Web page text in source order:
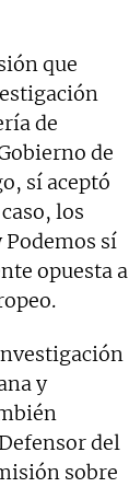
que
de
de
sí aceptó
los
Podemos sí
opuesta a
y
del
sobre